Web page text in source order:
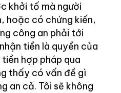
khởi tố mà người
hoặc có chứng kiến,
công an phải tới
tiền là quyền của
hợp pháp qua
thấy có vấn đề gì
an cả. Tôi sẽ không